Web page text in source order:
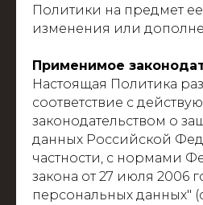
Политики на предмет
изменения или
Применимое
Настоящая Политика
соответствие с
законодательством о
данных Российской
частности, с нормами
закона от 27 июля 2006
персональных данных"